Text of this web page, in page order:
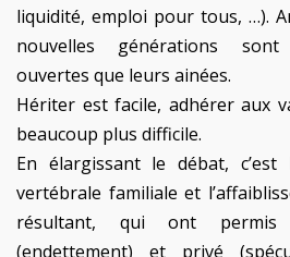
liquidité, emploi pour tous, …).
nouvelles générations
ouvertes que leurs ainées.
Hériter est facile, adhérer aux
beaucoup plus difficile.
En élargissant le débat, c’est
vertébrale familiale et
résultant, qui ont
(endettement) et privé